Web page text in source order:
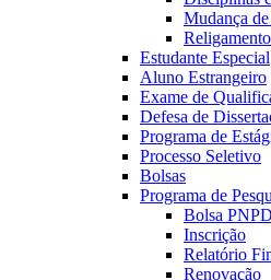
Mudança
Estudante Especial
Aluno Estrangeiro
Exame de
Defesa de
Programa de
Processo Seletivo
Bolsas
Programa de
Bolsa PNPD
Inscrição
Relatório
Renovação